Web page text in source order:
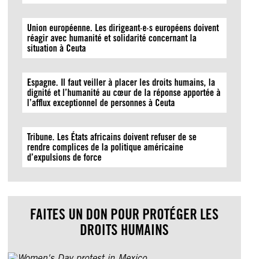
Union européenne. Les dirigeant·e·s européens doivent
réagir avec humanité et solidarité concernant la
situation à Ceuta
Espagne. Il faut veiller à placer les droits humains, la
dignité et l’humanité au cœur de la réponse apportée à
l’afflux exceptionnel de personnes à Ceuta
Tribune. Les États africains doivent refuser de se
rendre complices de la politique américaine
d’expulsions de force
FAITES UN DON POUR PROTÉGER LES
DROITS HUMAINS